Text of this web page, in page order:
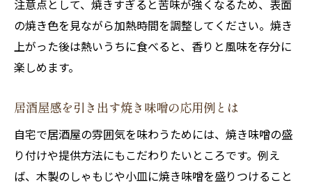
注意点として、焼きすぎると苦味が強くなるため、表面
の焼き色を見ながら加熱時間を調整してください。焼き
上がった後は熱いうちに食べると、香りと風味を存分に
楽しめます。
居酒屋感を引き出す焼き味噌の応用例とは
自宅で居酒屋の雰囲気を味わうためには、焼き味噌の盛
り付けや提供方法にもこだわりたいところです。例え
ば、木製のしゃもじや小皿に焼き味噌を盛りつけること